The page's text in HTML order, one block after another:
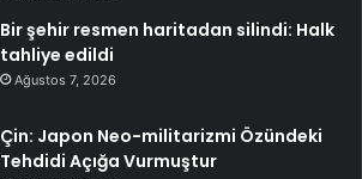
Bir şehir resmen haritadan silindi: Halk
tahliye edildi
Ağustos 7, 2026
Çin: Japon Neo-militarizmi Özündeki
Tehdidi Açığa Vurmuştur